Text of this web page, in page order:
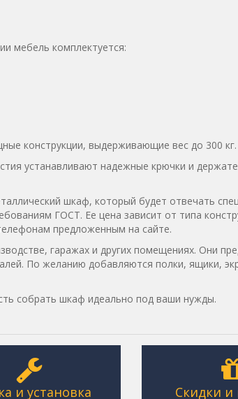
мебель комплектуется:
конструкции, выдерживающие вес до 300 кг.
устанавливают надежные крючки и
шкаф, который будет отвечать
ГОСТ. Ее цена зависит от типа
предложенным на сайте.
гаражах и других помещениях. Они
По желанию добавляются полки, ящики,
собрать шкаф идеально под ваши нужды.
и установка Скидки и